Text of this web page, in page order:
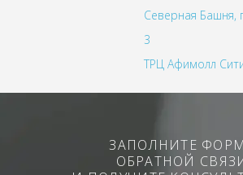
Северная Башня,
3
ТРЦ Афимолл
ЗАПОЛНИТЕ
ОБРАТНОЙ